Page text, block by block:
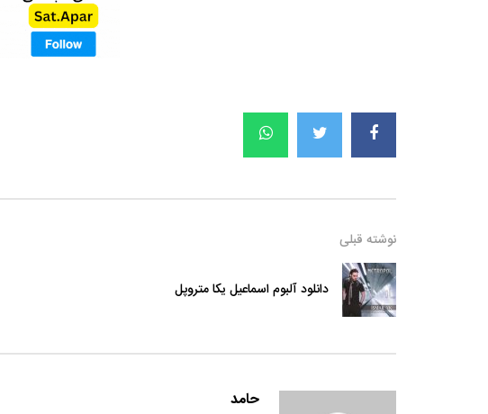
نوشته قبلی
دانلود آلبوم اسماعیل یکا متروپل
حامد